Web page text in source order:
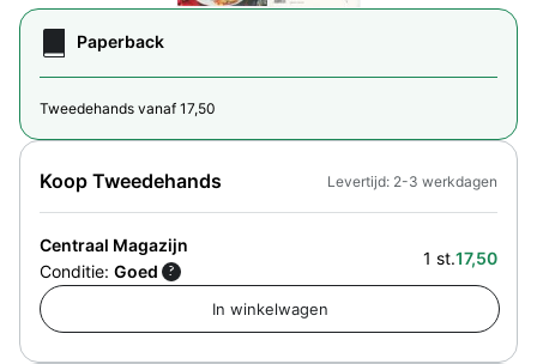
Paperback
Tweedehands vanaf 17,50
Koop Tweedehands
Centraal Magazijn
Conditie: Goed ?
1 st.17,50
Levertijd: 2-3 werkdagen